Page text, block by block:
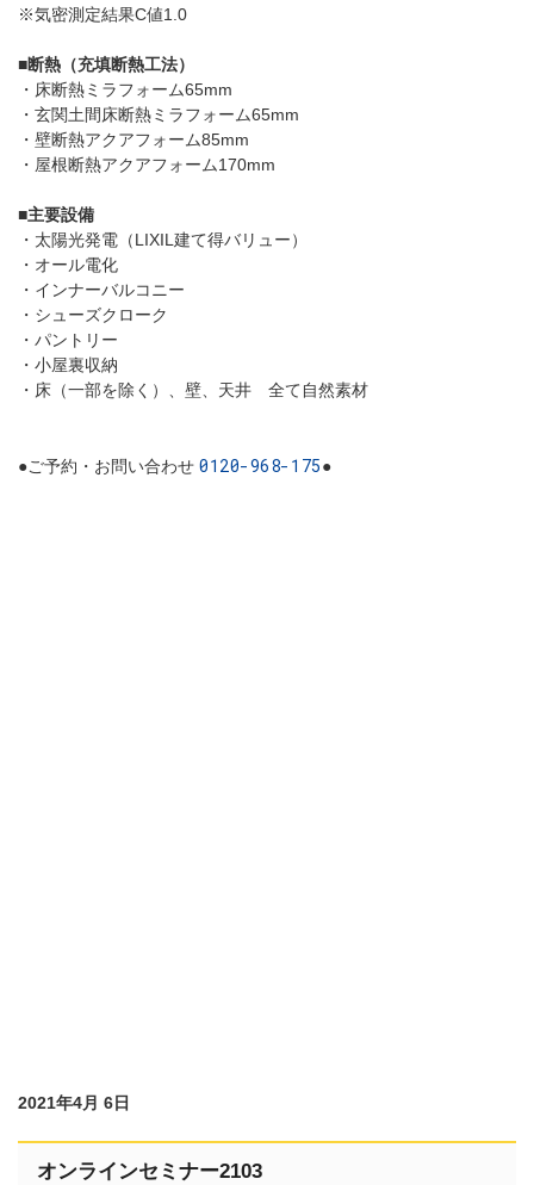
※気密測定結果C値1.0
■断熱（充填断熱工法）
・床断熱ミラフォーム65mm
・玄関土間床断熱ミラフォーム65mm
・壁断熱アクアフォーム85mm
・屋根断熱アクアフォーム170mm
■主要設備
・太陽光発電（LIXIL建て得バリュー）
・オール電化
・インナーバルコニー
・シューズクローク
・パントリー
・小屋裏収納
・床（一部を除く）、壁、天井 全て自然素材
●ご予約・お問い合わせ 0120-968-175●
2021年4月 6日
オンラインセミナー2103